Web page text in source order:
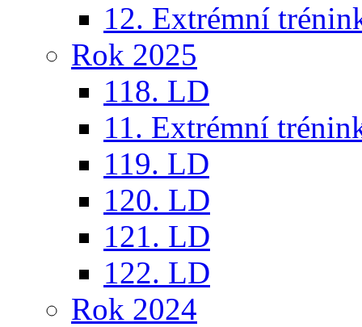
12. Extrémní
Rok 2025
118. LD
11. Extrémní
119. LD
120. LD
121. LD
122. LD
Rok 2024